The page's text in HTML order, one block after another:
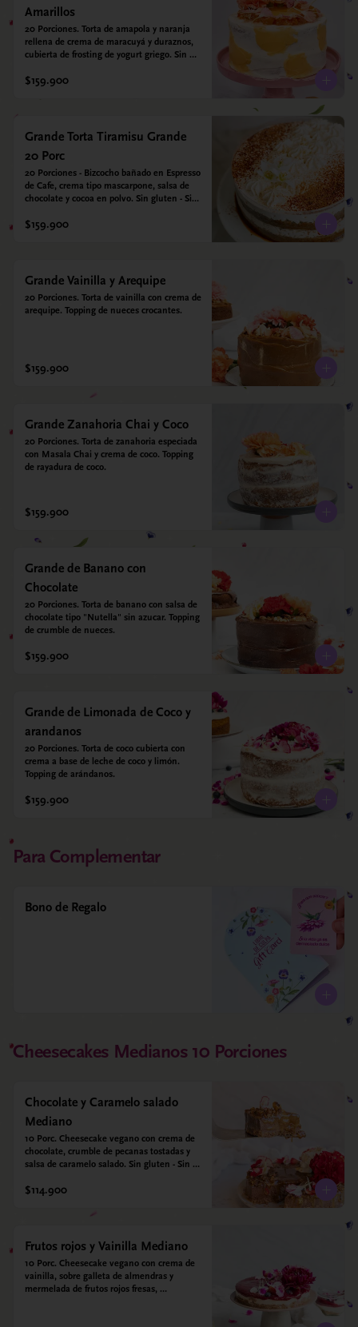
Amarillos
20 Porciones. Torta de amapola y naranja
rellena de crema de maracuyá y duraznos,
cubierta de frosting de yogurt griego. Sin
$159.900
Grande Torta Tiramisu Grande
20 Porc
20 Porciones - Bizcocho bañado en Espresso
de Cafe, crema tipo mascarpone, salsa de
chocolate y cocoa en polvo. Sin gluten - Sin
$159.900
Grande Vainilla y Arequipe
20 Porciones. Torta de vainilla con crema de
arequipe. Topping de nueces crocantes.
$159.900
Grande Zanahoria Chai y Coco
20 Porciones. Torta de zanahoria especiada
con Masala Chai y crema de coco. Topping
de rayadura de coco.
$159.900
Grande de Banano con
Chocolate
20 Porciones. Torta de banano con salsa de
chocolate tipo "Nutella" sin azucar. Topping
de crumble de nueces.
$159.900
Grande de Limonada de Coco y
arandanos
20 Porciones. Torta de coco cubierta con
crema a base de leche de coco y limón.
Topping de arándanos.
$159.900
Para Complementar
Bono de Regalo
Cheesecakes Medianos 10 Porciones
Chocolate y Caramelo salado
Mediano
10 Porc. Cheesecake vegano con crema de
chocolate, crumble de pecanas tostadas y
salsa de caramelo salado. Sin gluten - Sin
$114.900
Frutos rojos y Vainilla Mediano
10 Porc. Cheesecake vegano con crema de
vainilla, sobre galleta de almendras y
mermelada de frutos rojos fresas,